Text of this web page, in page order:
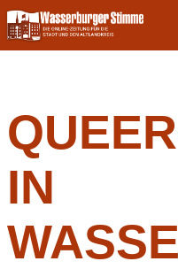
Skip
to
content
IN